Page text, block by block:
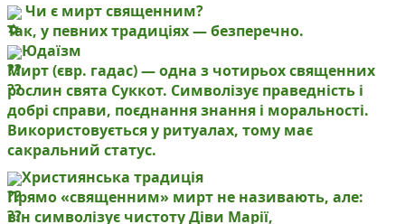
Чи є мирт священним?
Так, у певних традиціях — безперечно.
Юдаїзм
Мирт (євр. гадас) — одна з чотирьох священних
рослин свята Суккот. Символізує праведність і
добрі справи, поєднання знання і моральності.
Використовується у ритуалах, тому має
сакральний статус.
Християнська традиція
Прямо «священним» мирт не називають, але:
він символізує чистоту Діви Марії,